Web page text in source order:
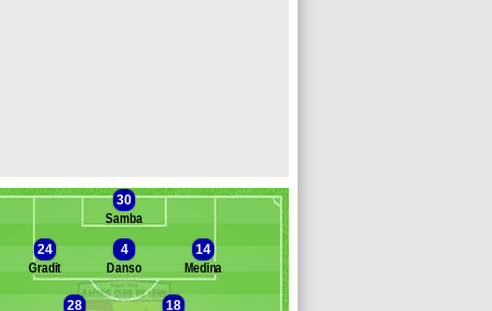
30
Samba
24
Gradit
4
Danso
14
Medina
28
18